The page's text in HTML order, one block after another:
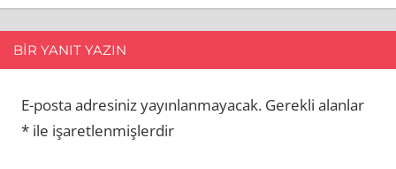
BIR YANIT YAZIN
E-posta adresiniz yayınlanmayacak. Gerekli alanlar
* ile işaretlenmişlerdir